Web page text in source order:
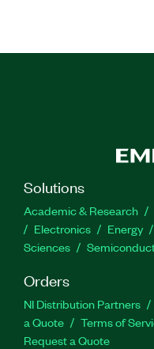
Solutions
Academic & Research
Electronics
Energy
Sciences
Orders
NI Distribution Partners
a Quote
Terms of
Request a Quote